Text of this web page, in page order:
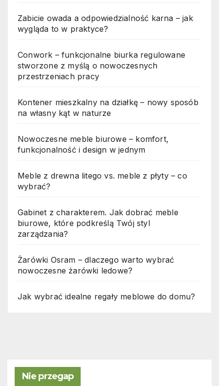
Zabicie owada a odpowiedzialność karna – jak
wygląda to w praktyce?
Conwork – funkcjonalne biurka regulowane
stworzone z myślą o nowoczesnych
przestrzeniach pracy
Kontener mieszkalny na działkę – nowy sposób
na własny kąt w naturze
Nowoczesne meble biurowe – komfort,
funkcjonalność i design w jednym
Meble z drewna litego vs. meble z płyty – co
wybrać?
Gabinet z charakterem. Jak dobrać meble
biurowe, które podkreślą Twój styl
zarządzania?
Żarówki Osram – dlaczego warto wybrać
nowoczesne żarówki ledowe?
Jak wybrać idealne regały meblowe do domu?
Nie przegap